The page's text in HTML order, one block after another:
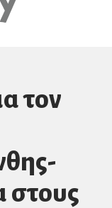
τον
στους